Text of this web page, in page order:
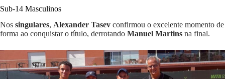
Sub-14 Masculinos
Nos singulares, Alexander Tasev confirmou o excelente momento de
forma ao conquistar o título, derrotando Manuel Martins na final.